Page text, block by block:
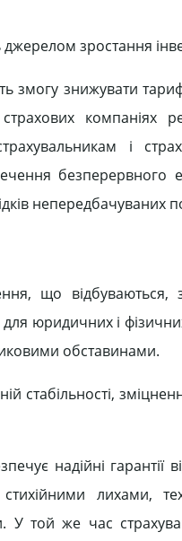
зростання
змогу знижувати
компаніях
і
безперервного
непередбачуваних
що відбуваються,
юридичних і
обставинами.
стабільності,
надійні гарантії
лихами,
У той же час